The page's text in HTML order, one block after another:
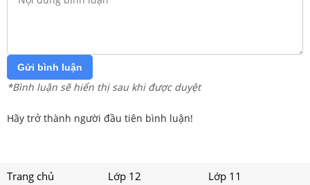
Gửi bình luận
*Bình luận sẽ hiển thị sau khi được duyệt
Hãy trở thành người đầu tiên bình luận!
Trang chủ Lớp 12
Lớp 11